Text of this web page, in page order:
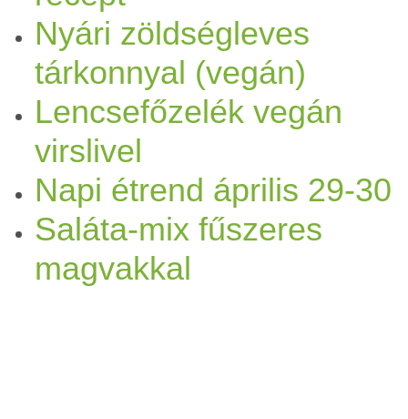
appeared first onVega
Nyári zöldségleves
tárkonnyal (vegán)
Lencsefőzelék vegán
virslivel
Napi étrend április 29-30
Saláta-mix fűszeres
magvakkal